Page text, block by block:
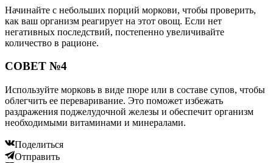
Начинайте с небольших порций моркови, чтобы проверить,
как ваш организм реагирует на этот овощ. Если нет
негативных последствий, постепенно увеличивайте
количество в рационе.
СОВЕТ №4
Используйте морковь в виде пюре или в составе супов, чтобы
облегчить ее переваривание. Это поможет избежать
раздражения поджелудочной железы и обеспечит организм
необходимыми витаминами и минералами.
Поделиться
Отправить